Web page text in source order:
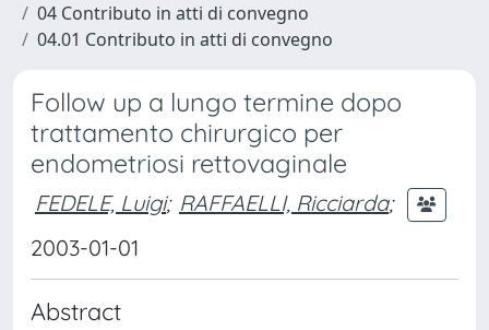
04 Contributo in atti di convegno
04.01 Contributo in atti di convegno
Follow up a lungo termine dopo
trattamento chirurgico per
endometriosi rettovaginale
FEDELE, Luigi; RAFFAELLI, Ricciarda;
2003-01-01
Abstract